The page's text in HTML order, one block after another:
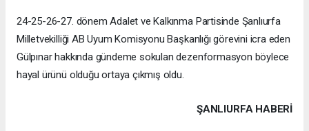
24-25-26-27. dönem Adalet ve Kalkınma Partisinde Şanlıurfa
Milletvekilliği AB Uyum Komisyonu Başkanlığı görevini icra eden
Gülpınar hakkında gündeme sokulan dezenformasyon böylece
hayal ürünü olduğu ortaya çıkmış oldu.
ŞANLIURFA HABERİ